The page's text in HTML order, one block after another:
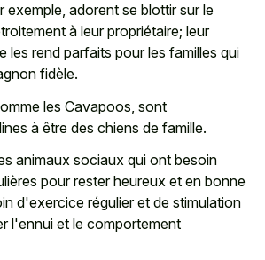
exemple, adorent se blottir sur le
à leur propriétaire; leur
les rend parfaits pour les familles qui
fidèle.
les Cavapoos, sont
à être des chiens de famille.
animaux sociaux qui ont besoin
pour rester heureux et en bonne
d'exercice régulier et de stimulation
l'ennui et le comportement